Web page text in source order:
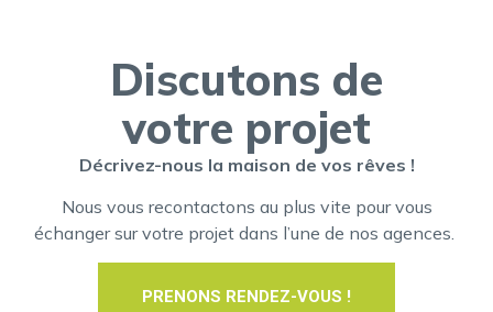
Discutons de
votre projet
Décrivez-nous la maison de vos rêves !
Nous vous recontactons au plus vite pour vous
échanger sur votre projet dans l’une de nos agences.
PRENONS RENDEZ-VOUS !